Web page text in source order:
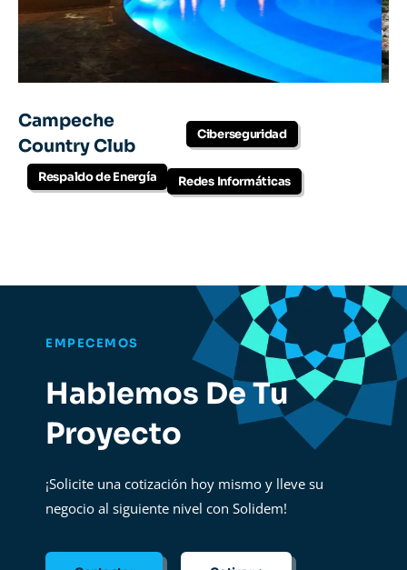
Campeche
Country Club
Ciberseguridad
Respaldo de Energía Redes Informáticas
EMPECEMOS
Hablemos De Tu
Proyecto
¡Solicite una cotización hoy mismo y lleve su
negocio al siguiente nivel con Solidem!